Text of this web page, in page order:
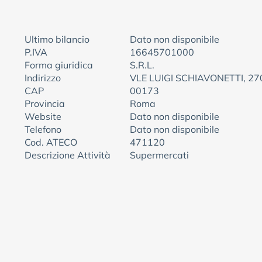
Ultimo bilancio
Dato non disponibile
P.IVA
16645701000
Forma giuridica
S.R.L.
Indirizzo
VLE LUIGI SCHIAVONETTI,
CAP
00173
Provincia
Roma
Website
Dato non disponibile
Telefono
Dato non disponibile
Cod. ATECO
471120
Descrizione Attività
Supermercati